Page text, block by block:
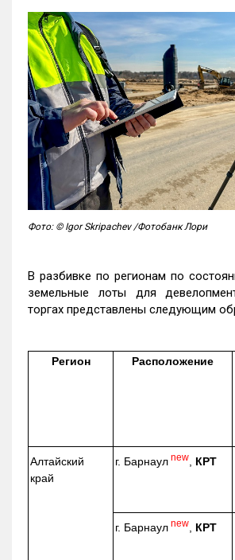
Фото: © Igor Skripachev /Фотобанк Лори
В разбивке по регионам по
земельные лоты для
торгах представлены следующим
Регион Расположение
Алтайский
край
г. Барнаул new КРТ
г. Барнаул new КРТ